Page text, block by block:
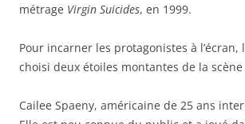
métrage Virgin Suicides, en 1999.
Pour incarner les protagonistes à l’écran,
choisi deux étoiles montantes de la
Cailee Spaeny, américaine de 25 ans